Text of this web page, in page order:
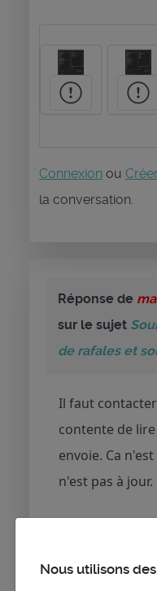
Connexion ou
la conversation.
Réponse de
sur le sujet
de rafales et
Il faut
contente de
envoie. Ca
n'est pas à jour.
Nous utilisons